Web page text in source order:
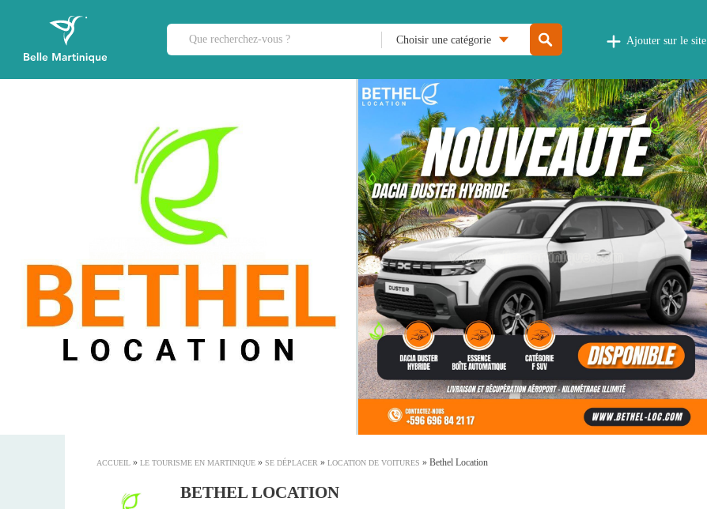
Choisir une catégorie Ajouter sur le site
ACCUEIL » LE TOURISME EN MARTINIQUE » SE DÉPLACER » LOCATION DE VOITURES » Bethel Location
BETHEL LOCATION